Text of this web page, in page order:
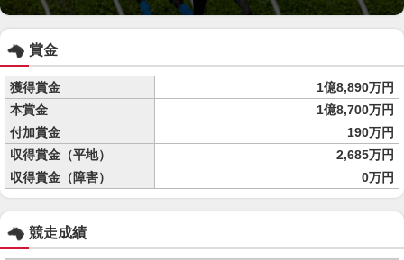
賞金
獲得賞金
1億8,890万円
本賞金
1億8,700万円
付加賞金
190万円
収得賞金（平地）
2,685万円
収得賞金（障害）
0万円
競走成績